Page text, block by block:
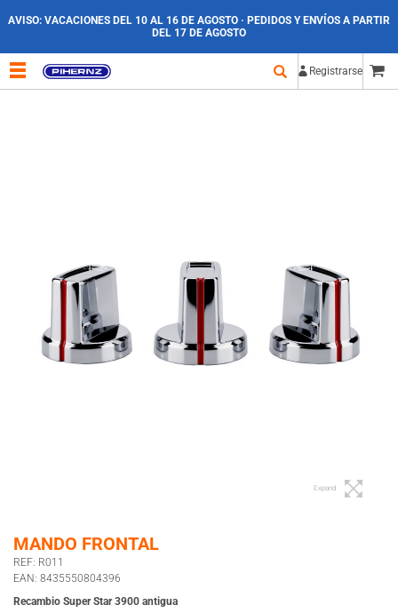
AVISO: VACACIONES DEL 10 AL 16 DE AGOSTO · PEDIDOS Y ENVÍOS A PARTIR
DEL 17 DE AGOSTO
Registrarse
Expand
MANDO FRONTAL
REF: R011
EAN: 8435550804396
Recambio Super Star 3900 antigua